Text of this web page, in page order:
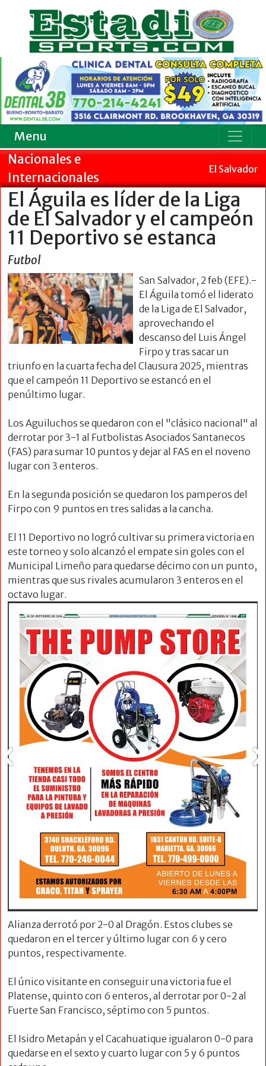
Menu
Nacionales e
Internacionales
El Salvador
El Águila es líder de la Liga
de El Salvador y el campeón
11 Deportivo se estanca
Futbol
San Salvador, 2 feb (EFE).-
El Águila tomó el liderato
de la Liga de El Salvador,
aprovechando el
descanso del Luis Ángel
Firpo y tras sacar un
triunfo en la cuarta fecha del Clausura 2025, mientras
que el campeón 11 Deportivo se estancó en el
penúltimo lugar.
Los Aguiluchos se quedaron con el "clásico nacional" al
derrotar por 3-1 al Futbolistas Asociados Santanecos
(FAS) para sumar 10 puntos y dejar al FAS en el noveno
lugar con 3 enteros.
En la segunda posición se quedaron los pamperos del
Firpo con 9 puntos en tres salidas a la cancha.
El 11 Deportivo no logró cultivar su primera victoria en
este torneo y solo alcanzó el empate sin goles con el
Municipal Limeño para quedarse décimo con un punto,
mientras que sus rivales acumularon 3 enteros en el
octavo lugar.
Alianza derrotó por 2-0 al Dragón. Estos clubes se
quedaron en el tercer y último lugar con 6 y cero
puntos, respectivamente.
El único visitante en conseguir una victoria fue el
Platense, quinto con 6 enteros, al derrotar por 0-2 al
Fuerte San Francisco, séptimo con 5 puntos.
El Isidro Metapán y el Cacahuatique igualaron 0-0 para
quedarse en el sexto y cuarto lugar con 5 y 6 puntos